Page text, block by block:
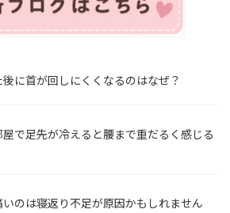
に首が回しにくくなるのはなぜ？
で足先が冷えると腰まで重だるく感じる
のは寝返り不足が原因かもしれません